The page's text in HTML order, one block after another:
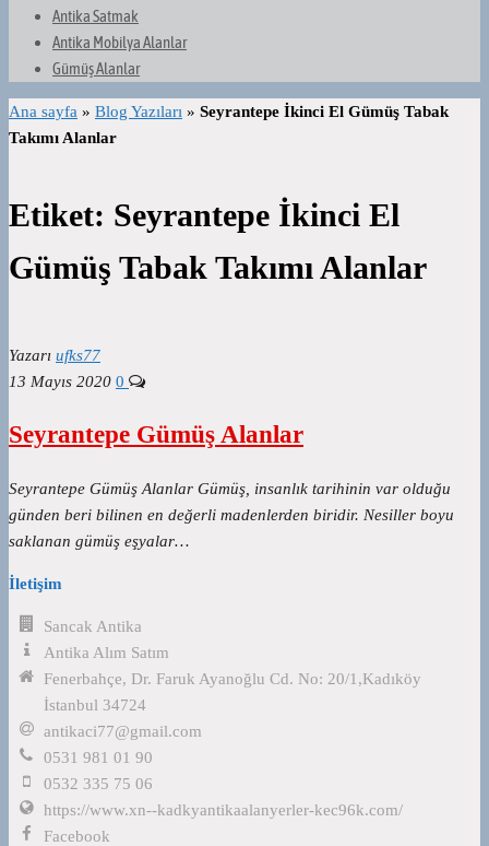
Antika Satmak
Antika Mobilya Alanlar
Gümüş Alanlar
Ana sayfa » Blog Yazıları » Seyrantepe İkinci El Gümüş Tabak
Takımı Alanlar
Etiket: Seyrantepe İkinci El
Gümüş Tabak Takımı Alanlar
Yazarı ufks77
13 Mayıs 2020 0
Seyrantepe Gümüş Alanlar
Seyrantepe Gümüş Alanlar Gümüş, insanlık tarihinin var olduğu
günden beri bilinen en değerli madenlerden biridir. Nesiller boyu
saklanan gümüş eşyalar…
İletişim
Sancak Antika
Antika Alım Satım
Fenerbahçe, Dr. Faruk Ayanoğlu Cd. No: 20/1,Kadıköy
İstanbul 34724
antikaci77@gmail.com
0531 981 01 90
0532 335 75 06
https://www.xn--kadkyantikaalanyerler-kec96k.com/
Facebook